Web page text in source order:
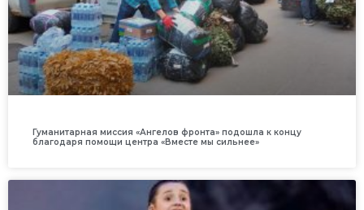
Гуманитарная миссия «Ангелов фронта» подошла к концу
благодаря помощи центра «Вместе мы сильнее»